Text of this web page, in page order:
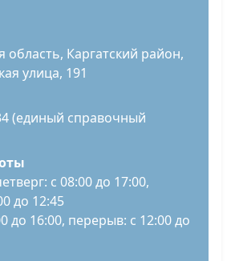
область, Каргатский район,
улица, 191
(единый справочный
с 08:00 до 17:00,
до 12:45
до 16:00, перерыв: с 12:00 до